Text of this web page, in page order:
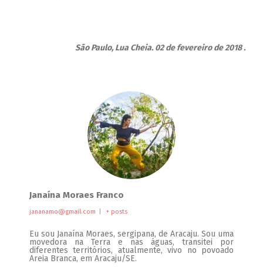
São Paulo, Lua Cheia. 02 de fevereiro de 2018 .
Janaína Moraes Franco
jananamo@gmail.com + posts
Eu sou Janaína Moraes, sergipana, de Aracaju. Sou uma
movedora na Terra e nas águas, transitei por
diferentes territórios, atualmente, vivo no povoado
Areia Branca, em Aracaju/SE.